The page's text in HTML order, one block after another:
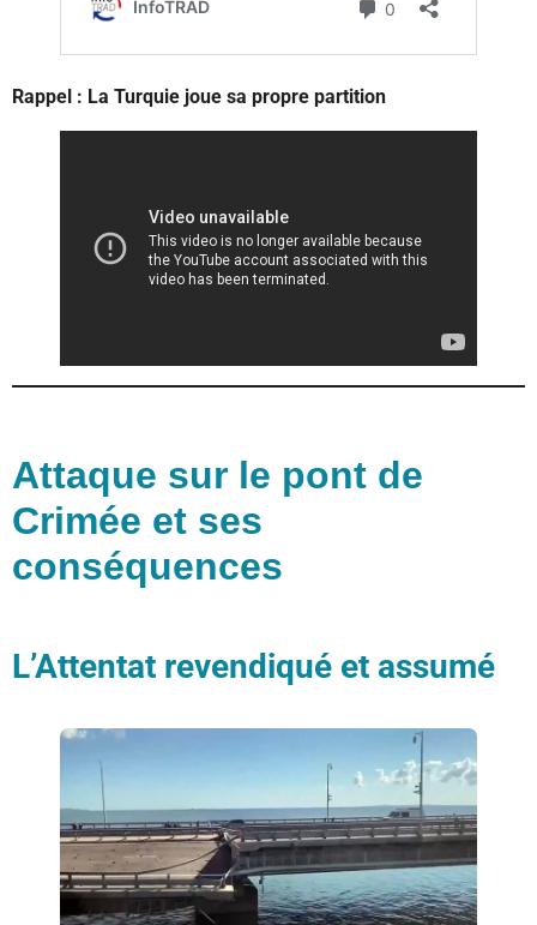
Rappel : La Turquie joue sa propre partition
Attaque sur le pont de
Crimée et ses
conséquences
L’Attentat revendiqué et assumé